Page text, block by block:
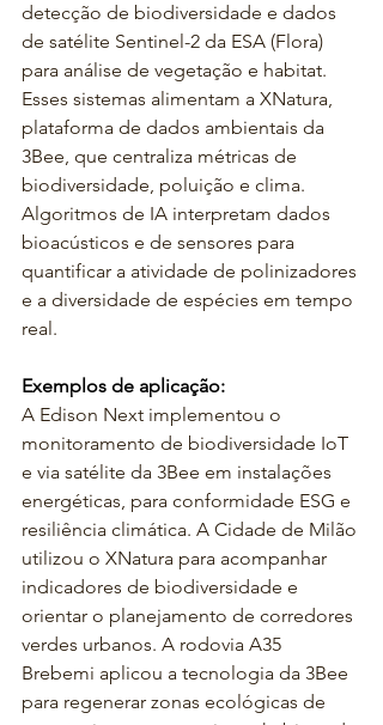
detecção de biodiversidade e dados
de satélite Sentinel-2 da ESA (Flora)
para análise de vegetação e habitat.
Esses sistemas alimentam a XNatura,
plataforma de dados ambientais da
3Bee, que centraliza métricas de
biodiversidade, poluição e clima.
Algoritmos de IA interpretam dados
bioacústicos e de sensores para
quantificar a atividade de polinizadores
e a diversidade de espécies em tempo
real.
Exemplos de aplicação:
A Edison Next implementou o
monitoramento de biodiversidade IoT
e via satélite da 3Bee em instalações
energéticas, para conformidade ESG e
resiliência climática. A Cidade de Milão
utilizou o XNatura para acompanhar
indicadores de biodiversidade e
orientar o planejamento de corredores
verdes urbanos. A rodovia A35
Brebemi aplicou a tecnologia da 3Bee
para regenerar zonas ecológicas de